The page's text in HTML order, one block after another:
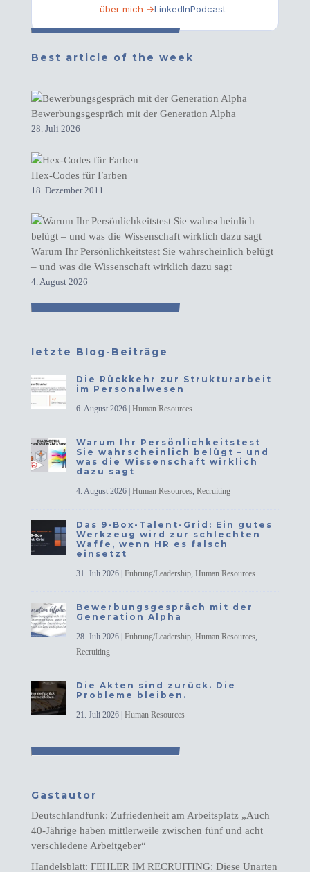
über mich →LinkedInPodcast
Best article of the week
Bewerbungsgespräch mit der Generation Alpha
28. Juli 2026
Hex-Codes für Farben
18. Dezember 2011
Warum Ihr Persönlichkeitstest Sie wahrscheinlich belügt
– und was die Wissenschaft wirklich dazu sagt
4. August 2026
letzte Blog-Beiträge
Die Rückkehr zur Strukturarbeit
im Personalwesen
6. August 2026| Human Resources
Warum Ihr Persönlichkeitstest
Sie wahrscheinlich belügt – und
was die Wissenschaft wirklich
dazu sagt
4. August 2026| Human Resources, Recruiting
Das 9-Box-Talent-Grid: Ein gutes
Werkzeug wird zur schlechten
Waffe, wenn HR es falsch
einsetzt
31. Juli 2026| Führung/Leadership, Human Resources
Bewerbungsgespräch mit der
Generation Alpha
28. Juli 2026| Führung/Leadership, Human Resources,
Recruiting
Die Akten sind zurück. Die
Probleme bleiben.
21. Juli 2026| Human Resources
Gastautor
Deutschlandfunk: Zufriedenheit am Arbeitsplatz „Auch
40-Jährige haben mittlerweile zwischen fünf und acht
verschiedene Arbeitgeber“
Handelsblatt: FEHLER IM RECRUITING: Diese Unarten